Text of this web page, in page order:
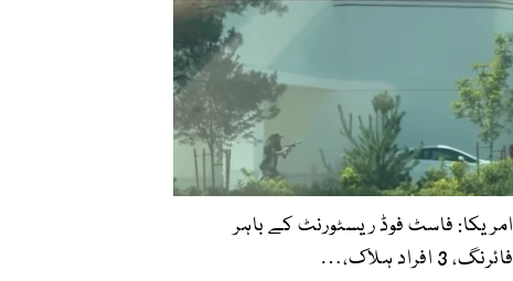
امریکا: فاسٹ فوڈ ریسٹورنٹ کے باہر
فائرنگ، 3 افراد ہلاک،…